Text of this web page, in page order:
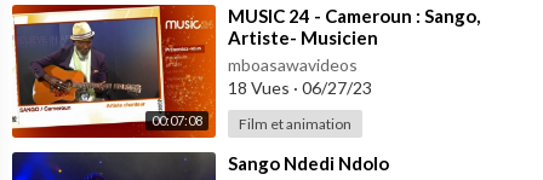
00:07:08
⁣MUSIC 24 - Cameroun : Sango,
Artiste- Musicien
mboasawavideos
18 Vues · 06/27/23
Film et animation
⁣Sango Ndedi Ndolo